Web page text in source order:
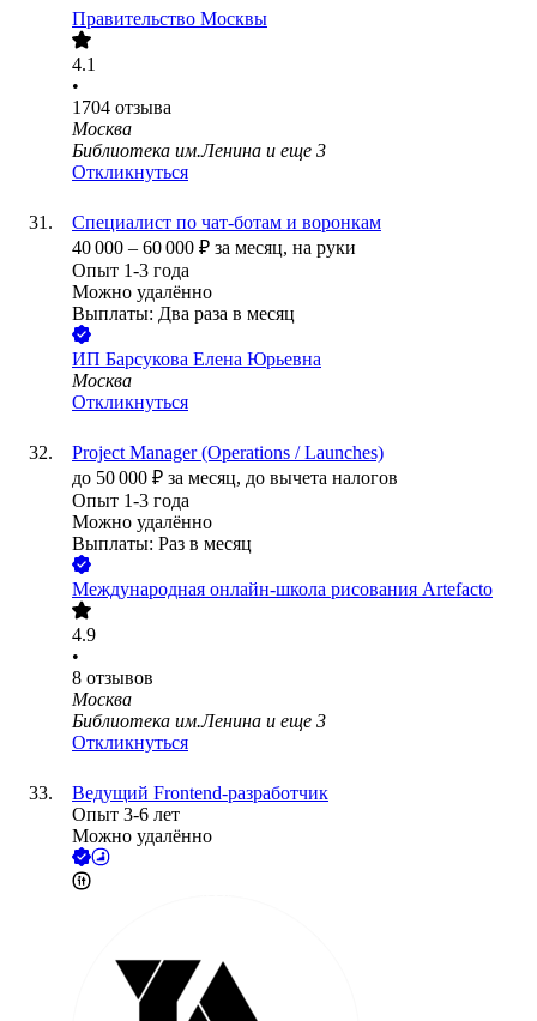
Правительство Москвы
4.1
•
1704 отзыва
Москва
Библиотека им.Ленина и еще 3
Откликнуться
Специалист по чат-ботам и воронкам
40 000 – 60 000 ₽ за месяц, на руки
Опыт 1-3 года
Можно удалённо
Выплаты: Два раза в месяц
ИП Барсукова Елена Юрьевна
Москва
Откликнуться
Project Manager (Operations / Launches)
до 50 000 ₽ за месяц, до вычета налогов
Опыт 1-3 года
Можно удалённо
Выплаты: Раз в месяц
Международная онлайн-школа рисования Artefacto
4.9
•
8 отзывов
Москва
Библиотека им.Ленина и еще 3
Откликнуться
Ведущий Frontend-разработчик
Опыт 3-6 лет
Можно удалённо